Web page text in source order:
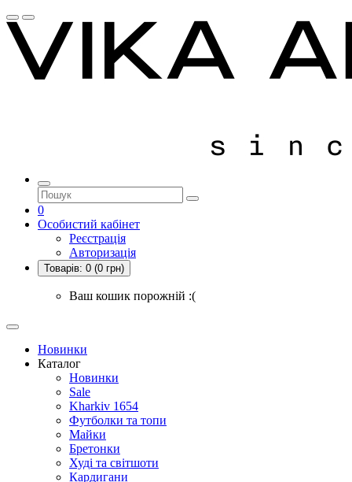
0
Особистий кабінет
Реєстрація
Авторизація
Товарів: 0 (0 грн)
Ваш кошик порожній :(
Новинки
Каталог
Новинки
Sale
Kharkiv 1654
Футболки та топи
Майки
Бретонки
Худі та світшоти
Кардигани